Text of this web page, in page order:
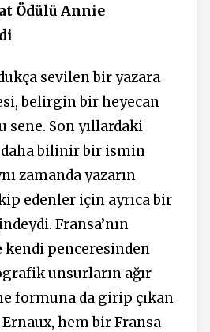
Ödülü Annie
sevilen bir yazara
belirgin bir heyecan
sene. Son yıllardaki
daha bilinir bir ismin
zamanda yazarın
edenler için ayrıca bir
Fransa’nın
penceresinden
unsurların ağır
formuna da girip çıkan
hem bir Fransa